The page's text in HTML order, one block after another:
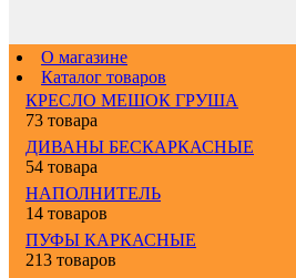
О магазине
Каталог товаров
КРЕСЛО МЕШОК ГРУША
73 товара
ДИВАНЫ БЕСКАРКАСНЫЕ
54 товара
НАПОЛНИТЕЛЬ
14 товаров
ПУФЫ КАРКАСНЫЕ
213 товаров